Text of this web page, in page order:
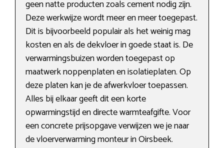
geen natte producten zoals cement nodig zijn.
Deze werkwijze wordt meer en meer toegepast.
Dit is bijvoorbeeld populair als het weinig mag
kosten en als de dekvloer in goede staat is. De
verwarmingsbuizen worden toegepast op
maatwerk noppenplaten en isolatieplaten. Op
deze platen kan je de afwerkvloer toepassen.
Alles bij elkaar geeft dit een korte
opwarmingstijd en directe warmteafgifte. Voor
een concrete prijsopgave verwijzen we je naar
de vloerverwarming monteur in Oirsbeek.